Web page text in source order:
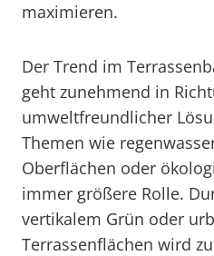
maximieren.
Der Trend im
geht zunehmend in
umweltfreundlicher
Themen wie
Oberflächen oder
immer größere Rolle.
vertikalem Grün oder
Terrassenflächen wird